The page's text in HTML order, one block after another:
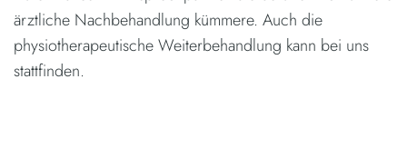
ärztliche Nachbehandlung kümmere. Auch die
physiotherapeutische Weiterbehandlung kann bei uns
stattfinden.